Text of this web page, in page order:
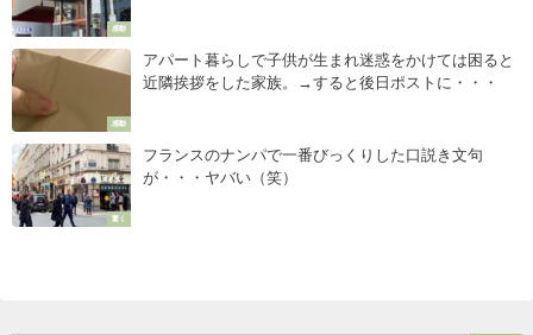
感動
感動
アパート暮らしで子供が生まれ迷惑をかけては困ると
近隣挨拶をした家族。→すると後日ポストに・・・
驚く
フランスのナンパで一番びっくりした口説き文句
が・・・ヤバい（笑）